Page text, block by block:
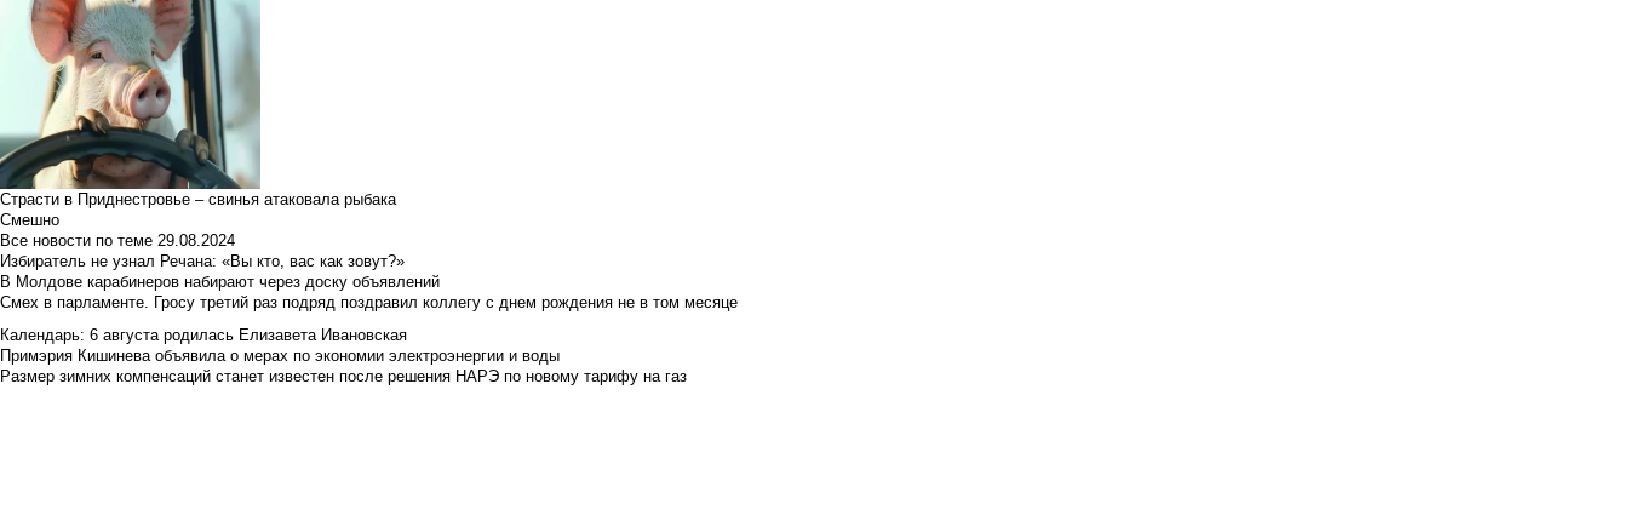
Страсти в Приднестровье – свинья атаковала рыбака
Смешно
Все новости по теме 29.08.2024
Избиратель не узнал Речана: «Вы кто, вас как зовут?»
В Молдове карабинеров набирают через доску объявлений
Смех в парламенте. Гросу третий раз подряд поздравил коллегу с днем рождения не в том месяце
Календарь: 6 августа родилась Елизавета Ивановская
Примэрия Кишинева объявила о мерах по экономии электроэнергии и воды
Размер зимних компенсаций станет известен после решения НАРЭ по новому тарифу на газ